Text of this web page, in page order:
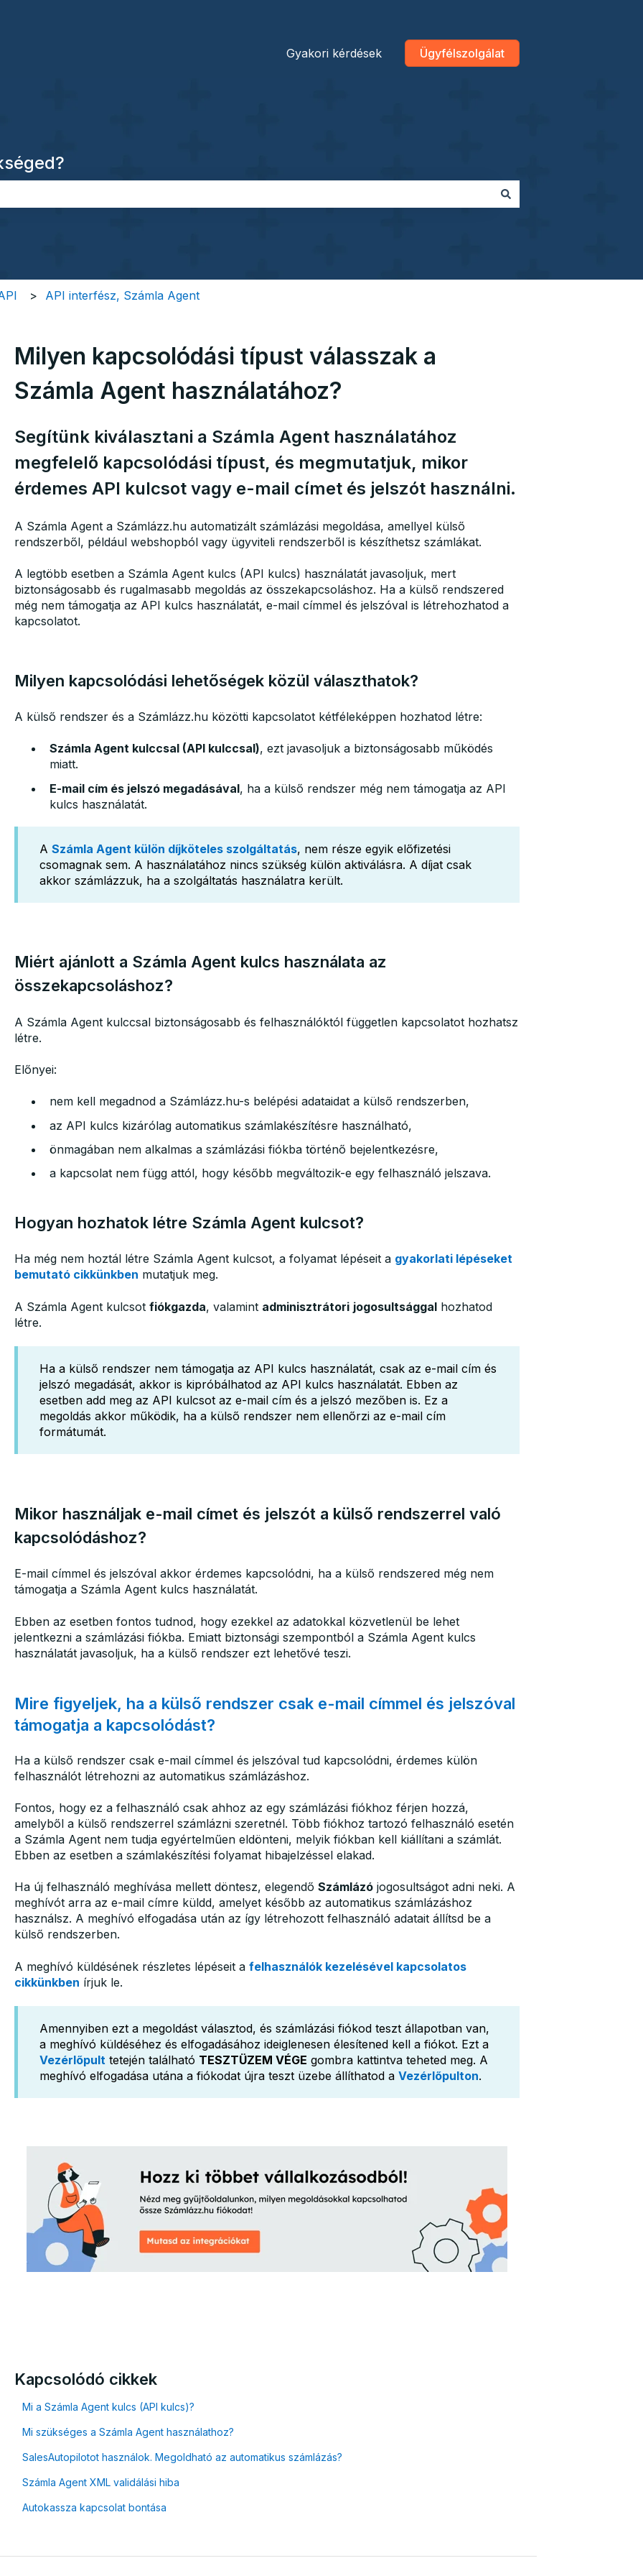
Gyakori kérdések Ügyfélszolgálat
API interfész, Számla Agent
Milyen kapcsolódási típust válasszak a
Számla Agent használatához?
Segítünk kiválasztani a Számla Agent használatához
megfelelő kapcsolódási típust, és megmutatjuk, mikor
érdemes API kulcsot vagy e-mail címet és jelszót használni.
A Számla Agent a Számlázz.hu automatizált számlázási megoldása, amellyel külső
rendszerből, például webshopból vagy ügyviteli rendszerből is készíthetsz számlákat.
A legtöbb esetben a Számla Agent kulcs (API kulcs) használatát javasoljuk, mert
biztonságosabb és rugalmasabb megoldás az összekapcsoláshoz. Ha a külső rendszered
még nem támogatja az API kulcs használatát, e-mail címmel és jelszóval is létrehozhatod a
kapcsolatot.
Milyen kapcsolódási lehetőségek közül választhatok?
A külső rendszer és a Számlázz.hu közötti kapcsolatot kétféleképpen hozhatod létre:
Számla Agent kulccsal (API kulccsal), ezt javasoljuk a biztonságosabb működés
miatt.
E-mail cím és jelszó megadásával, ha a külső rendszer még nem támogatja az API
kulcs használatát.
A Számla Agent külön díjköteles szolgáltatás, nem része egyik előfizetési
csomagnak sem. A használatához nincs szükség külön aktiválásra. A díjat csak
akkor számlázzuk, ha a szolgáltatás használatra került.
Miért ajánlott a Számla Agent kulcs használata az
összekapcsoláshoz?
A Számla Agent kulccsal biztonságosabb és felhasználóktól független kapcsolatot hozhatsz
létre.
Előnyei:
nem kell megadnod a Számlázz.hu-s belépési adataidat a külső rendszerben,
az API kulcs kizárólag automatikus számlakészítésre használható,
önmagában nem alkalmas a számlázási fiókba történő bejelentkezésre,
a kapcsolat nem függ attól, hogy később megváltozik-e egy felhasználó jelszava.
Hogyan hozhatok létre Számla Agent kulcsot?
Ha még nem hoztál létre Számla Agent kulcsot, a folyamat lépéseit a gyakorlati lépéseket
bemutató cikkünkben mutatjuk meg.
A Számla Agent kulcsot fiókgazda, valamint adminisztrátori jogosultsággalhozhatod
létre.
Ha a külső rendszer nem támogatja az API kulcs használatát, csak az e-mail cím és
jelszó megadását, akkor is kipróbálhatod az API kulcs használatát. Ebben az
esetben add meg az API kulcsot az e-mail cím és a jelszó mezőben is. Ez a
megoldás akkor működik, ha a külső rendszer nem ellenőrzi az e-mail cím
formátumát.
Mikor használjak e-mail címet és jelszót a külső rendszerrel való
kapcsolódáshoz?
E-mail címmel és jelszóval akkor érdemes kapcsolódni, ha a külső rendszered még nem
támogatja a Számla Agent kulcs használatát.
Ebben az esetben fontos tudnod, hogy ezekkel az adatokkal közvetlenül be lehet
jelentkezni a számlázási fiókba. Emiatt biztonsági szempontból a Számla Agent kulcs
használatát javasoljuk, ha a külső rendszer ezt lehetővé teszi.
Mire figyeljek, ha a külső rendszer csak e-mail címmel és jelszóval
támogatja a kapcsolódást?
Ha a külső rendszer csak e-mail címmel és jelszóval tud kapcsolódni, érdemes külön
felhasználót létrehozni az automatikus számlázáshoz.
Fontos, hogy ez a felhasználó csak ahhoz az egy számlázási fiókhoz férjen hozzá,
amelyből a külső rendszerrel számlázni szeretnél. Több fiókhoz tartozó felhasználó esetén
a Számla Agent nem tudja egyértelműen eldönteni, melyik fiókban kell kiállítani a számlát.
Ebben az esetben a számlakészítési folyamat hibajelzéssel elakad.
Ha új felhasználó meghívása mellett döntesz, elegendő Számlázójogosultságot adni neki. A
meghívót arra az e-mail címre küldd, amelyet később az automatikus számlázáshoz
használsz. A meghívó elfogadása után az így létrehozott felhasználó adatait állítsd be a
külső rendszerben.
A meghívó küldésének részletes lépéseit a felhasználók kezelésével kapcsolatos
cikkünkben írjuk le.
Amennyiben ezt a megoldást választod, és számlázási fiókod teszt állapotban van,
a meghívó küldéséhez és elfogadásához ideiglenesen élesítened kell a fiókot. Ezt a
Vezérlőpulttetején található TESZTÜZEM VÉGE gombra kattintva teheted meg. A
meghívó elfogadása utána a fiókodat újra teszt üzebe állíthatod a Vezérlőpulton.
Kapcsolódó cikkek
Mi a Számla Agent kulcs (API kulcs)?
Mi szükséges a Számla Agent használathoz?
SalesAutopilotot használok. Megoldható az automatikus számlázás?
Számla Agent XML validálási hiba
Autokassza kapcsolat bontása